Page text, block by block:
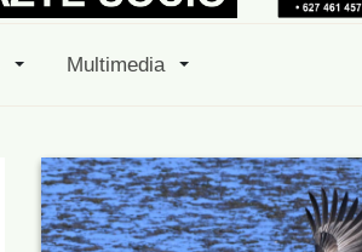
Multimedia